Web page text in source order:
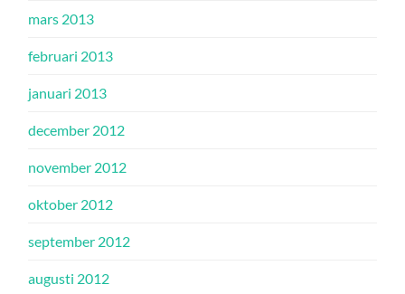
mars 2013
februari 2013
januari 2013
december 2012
november 2012
oktober 2012
september 2012
augusti 2012